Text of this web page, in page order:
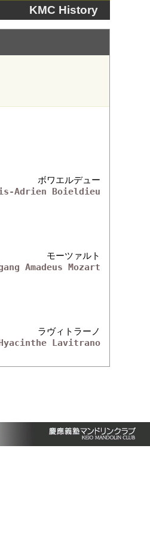
KMC History
ボワエルデュー
Adrien Boieldieu
モーツァルト
Amadeus Mozart
ラヴィトラーノ
Lavitrano